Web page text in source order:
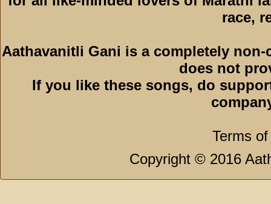
race,
Aathavanitli Gani is a completely
does not
If you like these songs, do
Terms
Copyright © 2016